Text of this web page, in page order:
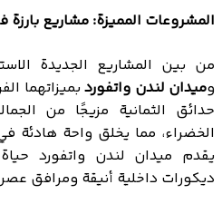
المشروعات المميزة: مشاريع
من بين المشاريع الجديدة
وميدان لندن واتفوردبميزاتهما
حدائق الثمانية مزيجًا من
الخضراء، مما يخلق واحة هادئة
يقدم ميدان لندن واتفورد
ديكورات داخلية أنيقة ومرافق